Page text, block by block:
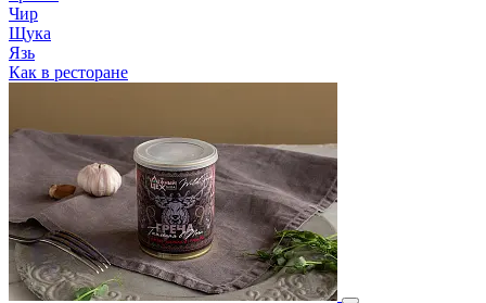
Чир
Щука
Язь
Как в ресторане